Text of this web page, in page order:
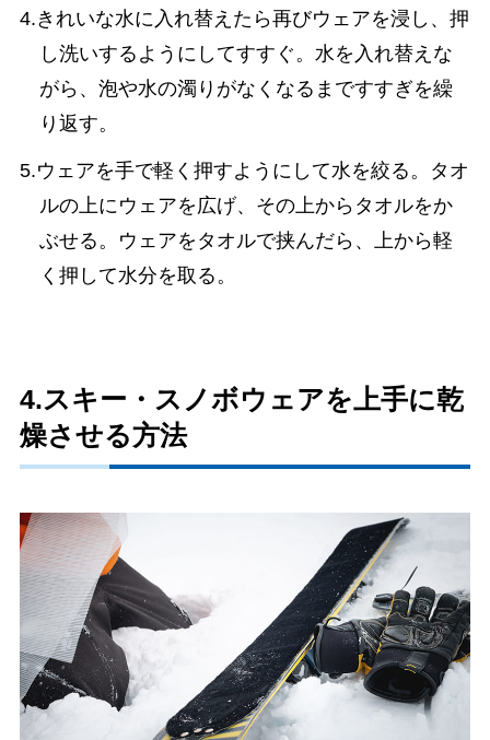
4.きれいな水に入れ替えたら再びウェアを浸し、押
し洗いするようにしてすすぐ。水を入れ替えな
がら、泡や水の濁りがなくなるまですすぎを繰
り返す。
5.ウェアを手で軽く押すようにして水を絞る。タオ
ルの上にウェアを広げ、その上からタオルをか
ぶせる。ウェアをタオルで挟んだら、上から軽
く押して水分を取る。
4.スキー・スノボウェアを上手に乾
燥させる方法